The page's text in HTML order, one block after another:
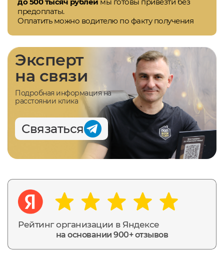
предоплаты.
Оплатить можно водителю по факту получения
Рейтинг организации в Яндексе
на основании 900+ отзывов
Эксперт
на связи
Подробная информация на
расстоянии клика
Связаться